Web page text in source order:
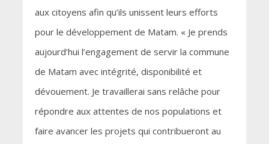
aux citoyens afin qu’ils unissent leurs efforts
pour le développement de Matam. « Je prends
aujourd’hui l’engagement de servir la commune
de Matam avec intégrité, disponibilité et
dévouement. Je travaillerai sans relâche pour
répondre aux attentes de nos populations et
faire avancer les projets qui contribueront au